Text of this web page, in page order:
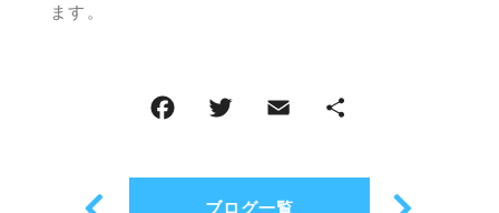
ます。
ブログ一覧